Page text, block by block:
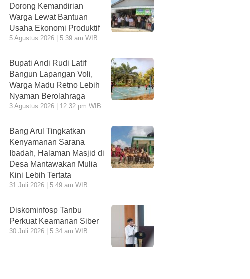
Dorong Kemandirian
Warga Lewat Bantuan
Usaha Ekonomi Produktif
5 Agustus 2026 | 5:39 am WIB
Bupati Andi Rudi Latif
Bangun Lapangan Voli,
Warga Madu Retno Lebih
Nyaman Berolahraga
3 Agustus 2026 | 12:32 pm WIB
Bang Arul Tingkatkan
Kenyamanan Sarana
Ibadah, Halaman Masjid di
Desa Mantawakan Mulia
Kini Lebih Tertata
31 Juli 2026 | 5:49 am WIB
Diskominfosp Tanbu
Perkuat Keamanan Siber
30 Juli 2026 | 5:34 am WIB